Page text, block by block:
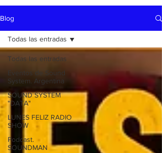
Blog
Todas las entradas
Eventos de Sound
System. Argentina
SOUND SYSTEM
"DATA"
LUNES FELIZ RADIO
SHOW
Podcast.
SOUNDMAN
Todas las entradas